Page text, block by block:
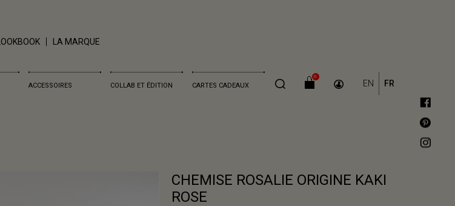
LOOKBOOK LA MARQUE
ACCESSOIRES COLLAB ET ÉDITION CARTES CADEAUX
0
EN FR
CHEMISE ROSALIE ORIGINE KAKI
ROSE